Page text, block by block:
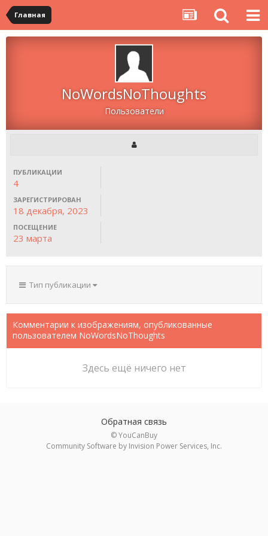
Главная
NoWordsNoThoughts
Пользователи
ПУБЛИКАЦИИ
4
ЗАРЕГИСТРИРОВАН
18 декабря, 2023
ПОСЕЩЕНИЕ
23 марта
Тип публикации
Комментарии к изображениям, опубликованные
пользователем NoWordsNoThoughts
Здесь ещё ничего нет
Обратная связь
© YouCanBuy
Community Software by Invision Power Services, Inc.